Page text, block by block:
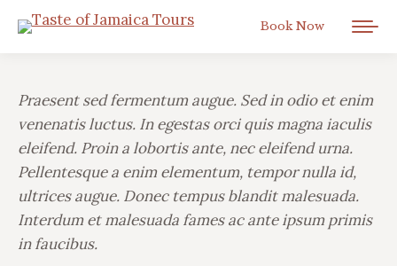
Book Now
Praesent sed fermentum augue. Sed in odio et enim
venenatis luctus. In egestas orci quis magna iaculis
eleifend. Proin a lobortis ante, nec eleifend urna.
Pellentesque a enim elementum, tempor nulla id,
ultrices augue. Donec tempus blandit malesuada.
Interdum et malesuada fames ac ante ipsum primis
in faucibus.